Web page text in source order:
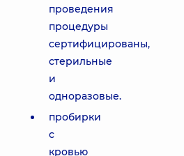
проведения
процедуры
сертифицированы,
стерильные
и
одноразовые.
пробирки
с
кровью